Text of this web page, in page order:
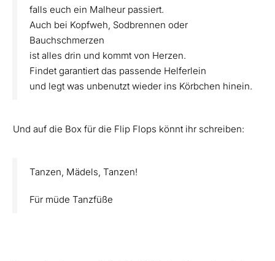
falls euch ein Malheur passiert.
Auch bei Kopfweh, Sodbrennen oder
Bauchschmerzen
ist alles drin und kommt von Herzen.
Findet garantiert das passende Helferlein
und legt was unbenutzt wieder ins Körbchen hinein.
Und auf die Box für die Flip Flops könnt ihr schreiben:
Tanzen, Mädels, Tanzen!
Für müde Tanzfüße